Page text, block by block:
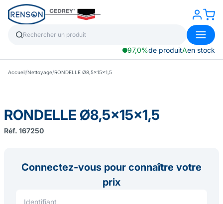
97,0%de produitAen stock
Accueil/Nettoyage/RONDELLE Ø8,5x15x1,5
RONDELLE Ø8,5x15x1,5
Réf. 167250
Connectez-vous pour connaître votre
prix